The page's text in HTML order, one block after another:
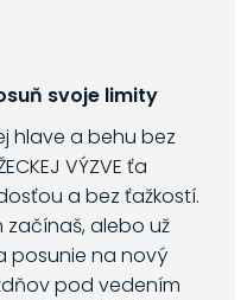
svoje limity
hlave a behu bez
VÝZVE ťa
a bez ťažkostí.
začínaš, alebo už
posunie na nový
pod vedením